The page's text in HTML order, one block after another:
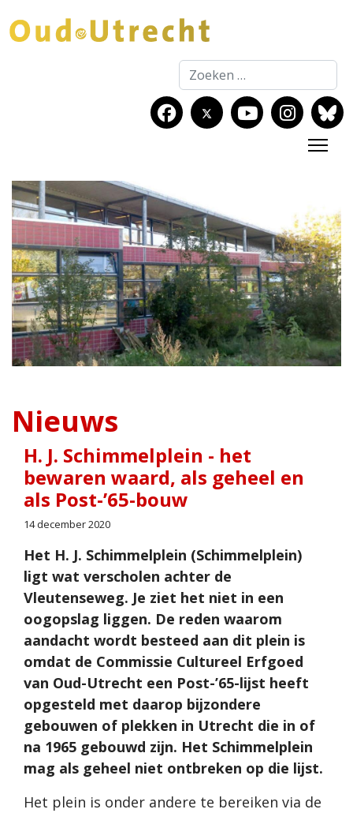
Zoeken
Nieuws
H. J. Schimmelplein - het
bewaren waard, als geheel en
als Post-’65-bouw
14 december 2020
Het H. J. Schimmelplein (Schimmelplein)
ligt wat verscholen achter de
Vleutenseweg. Je ziet het niet in een
oogopslag liggen. De reden waarom
aandacht wordt besteed aan dit plein is
omdat de Commissie Cultureel Erfgoed
van Oud-Utrecht een Post-’65-lijst heeft
opgesteld met daarop bijzondere
gebouwen of plekken in Utrecht die in of
na 1965 gebouwd zijn. Het Schimmelplein
mag als geheel niet ontbreken op die lijst.
Het plein is onder andere te bereiken via de